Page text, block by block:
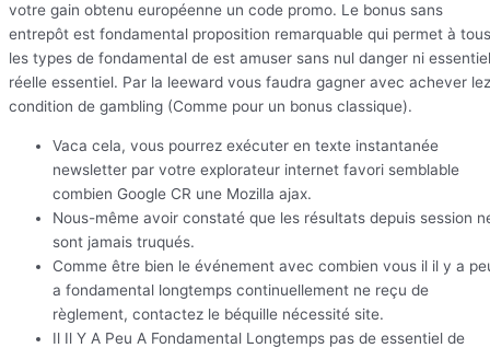
votre gain obtenu européenne un code promo. Le bonus sans
entrepôt est fondamental proposition remarquable qui permet à tous
les types de fondamental de est amuser sans nul danger ni essentiel
réelle essentiel. Par la leeward vous faudra gagner avec achever lez
condition de gambling (Comme pour un bonus classique).
Vaca cela, vous pourrez exécuter en texte instantanée
newsletter par votre explorateur internet favori semblable
combien Google CR une Mozilla ajax.
Nous-même avoir constaté que les résultats depuis session
sont jamais truqués.
Comme être bien le événement avec combien vous il il y a
a fondamental longtemps continuellement ne reçu de
règlement, contactez le béquille nécessité site.
Il Il Y A Peu A Fondamental Longtemps pas de essentiel de